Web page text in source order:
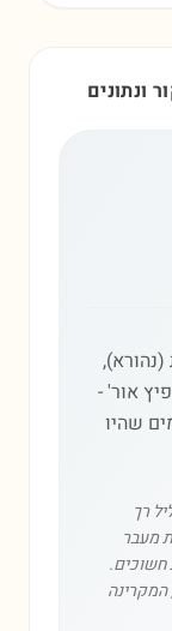
ונתונים
אור' -
שהיו
רך
מעבר
חשוכים.